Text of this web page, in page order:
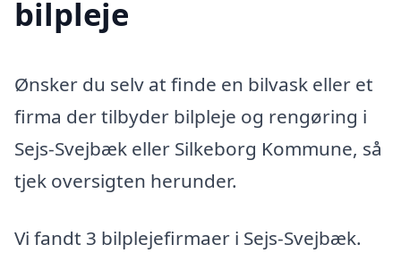
bilpleje
Ønsker du selv at finde en bilvask eller et
firma der tilbyder bilpleje og rengøring i
Sejs-Svejbæk eller Silkeborg Kommune, så
tjek oversigten herunder.
Vi fandt 3 bilplejefirmaer i Sejs-Svejbæk.